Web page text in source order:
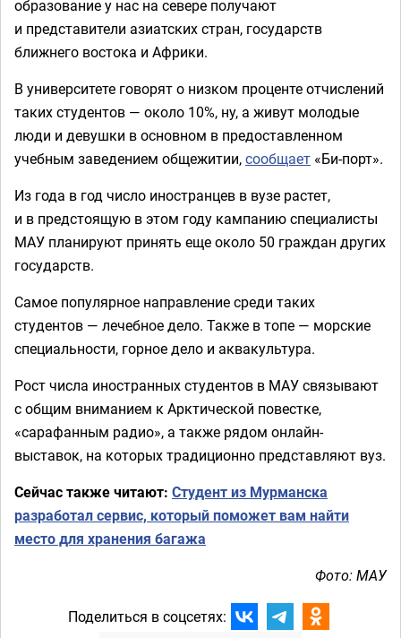
образование у нас на севере получают
и представители азиатских стран, государств
ближнего востока и Африки.
В университете говорят о низком проценте отчислений
таких студентов — около 10%, ну, а живут молодые
люди и девушки в основном в предоставленном
учебным заведением общежитии,сообщает «Би-порт».
Из года в год число иностранцев в вузе растет,
и в предстоящую в этом году кампанию специалисты
МАУ планируют принять еще около 50 граждан других
государств.
Самое популярное направление среди таких
студентов — лечебное дело. Также в топе — морские
специальности, горное дело и аквакультура.
Рост числа иностранных студентов в МАУ связывают
с общим вниманием к Арктической повестке,
«сарафанным радио», а также рядом онлайн-
выставок, на которых традиционно представляют вуз.
Сейчас также читают: Студент из Мурманска
разработал сервис, который поможет вам найти
место для хранения багажа
Фото: МАУ
Поделиться в соцсетях: